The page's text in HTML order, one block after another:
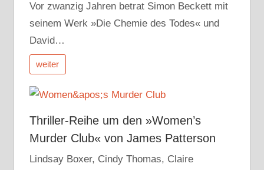
Vor zwanzig Jahren betrat Simon Beckett mit
seinem Werk »Die Chemie des Todes« und
David…
weiter
Thriller-Reihe um den »Women’s
Murder Club« von James Patterson
Lindsay Boxer, Cindy Thomas, Claire